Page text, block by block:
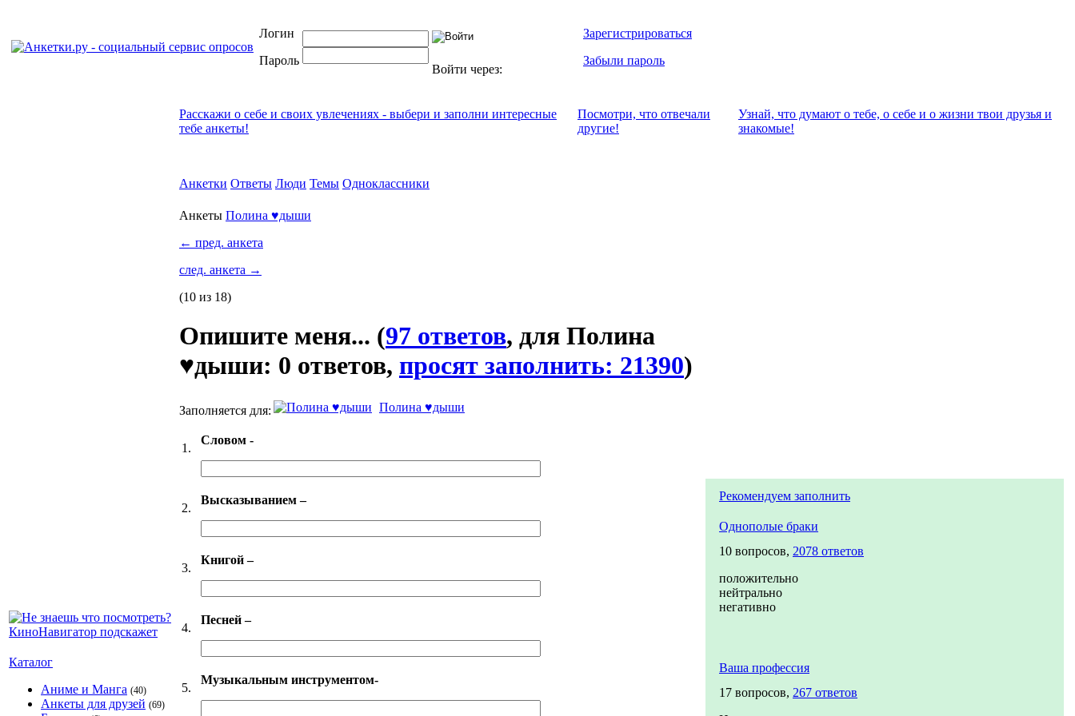
Логин
Пароль
Войти через:
Зарегистрироваться
Забыли пароль
Каталог
Аниме и Манга (40)
Анкеты для друзей (69)
Расскажи о себе и своих увлечениях - выбери и заполни интересные
тебе анкеты!
Посмотри, что отвeчали
другие!
Узнай, что думают о тебе, о себе и о жизни твои друзья и
знакомые!
Анкетки Ответы Люди Темы Одноклассники
Анкеты Полина ♥дыши
← пред. анкета
след. анкета →
(10 из 18)
Опишите меня... (97 ответов, для Полина
♥дыши: 0 ответов, просят заполнить: 21390)
Заполняется для: Полина ♥дыши
1.
Словом -
2.
Высказыванием –
3.
Книгой –
4.
Песней –
5.
Музыкальным инструментом-
Рекомендуем заполнить
Однополые браки
10 вопросов, 2078 ответов
положительно
нейтрально
негативно
Ваша профессия
17 вопросов, 267 ответов